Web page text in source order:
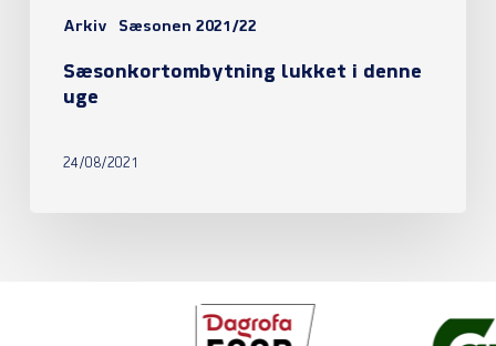
Arkiv Sæsonen 2021/22
Sæsonkortombytning lukket i denne
uge
24/08/2021